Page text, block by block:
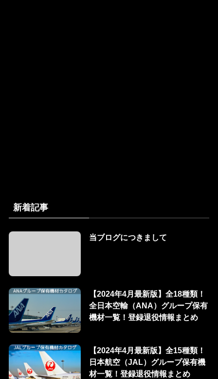
新着記事
当ブログにつきまして
【2024年4月最新版】全18種類！
全日本空輸（ANA）グループ保有
機材一覧！登録退役情報まとめ
【2024年4月最新版】全15種類！
日本航空（JAL）グループ保有機
材一覧！登録退役情報まとめ